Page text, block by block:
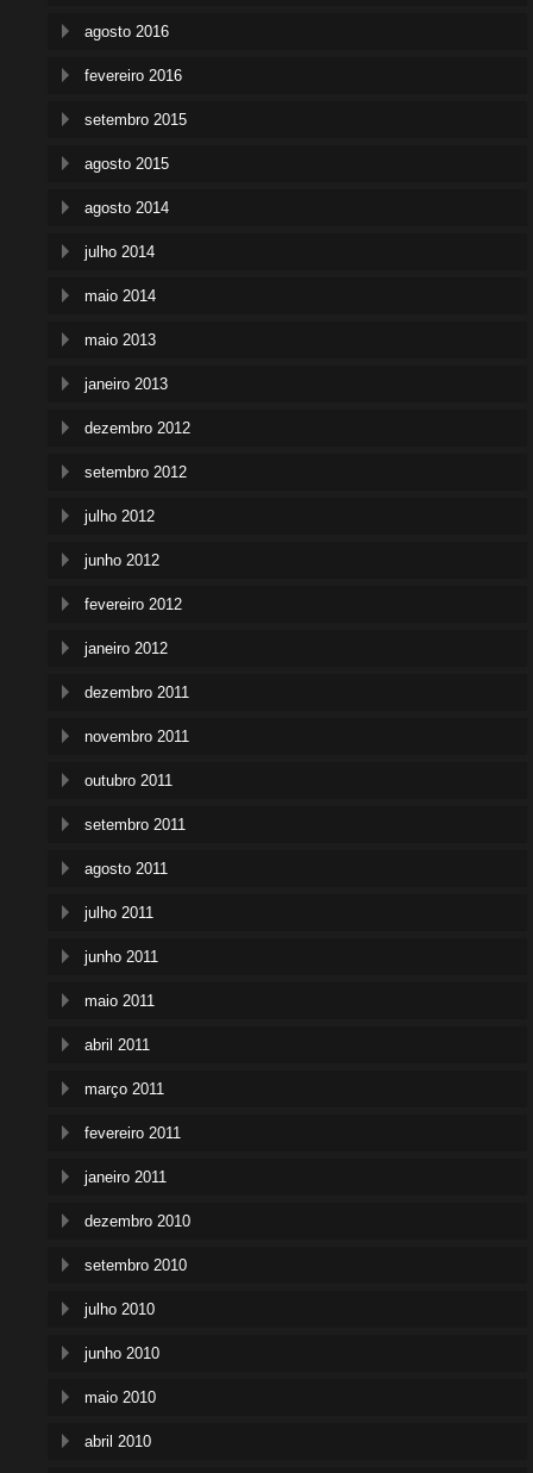
agosto 2016
fevereiro 2016
setembro 2015
agosto 2015
agosto 2014
julho 2014
maio 2014
maio 2013
janeiro 2013
dezembro 2012
setembro 2012
julho 2012
junho 2012
fevereiro 2012
janeiro 2012
dezembro 2011
novembro 2011
outubro 2011
setembro 2011
agosto 2011
julho 2011
junho 2011
maio 2011
abril 2011
março 2011
fevereiro 2011
janeiro 2011
dezembro 2010
setembro 2010
julho 2010
junho 2010
maio 2010
abril 2010